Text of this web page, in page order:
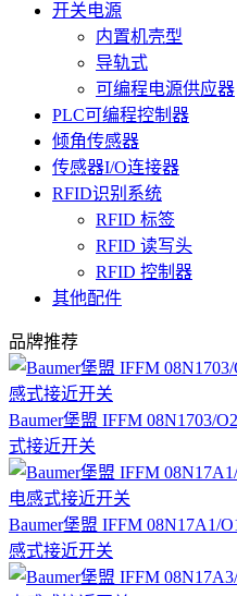
开关电源
内置机壳型
导轨式
可编程电源供应器
PLC可编程控制器
倾角传感器
传感器I/O连接器
RFID识别系统
RFID 标签
RFID 读写头
RFID 控制器
其他配件
品牌推荐
Baumer堡盟 IFFM 08N1703/
式接近开关
Baumer堡盟 IFFM 08N17A1/
感式接近开关